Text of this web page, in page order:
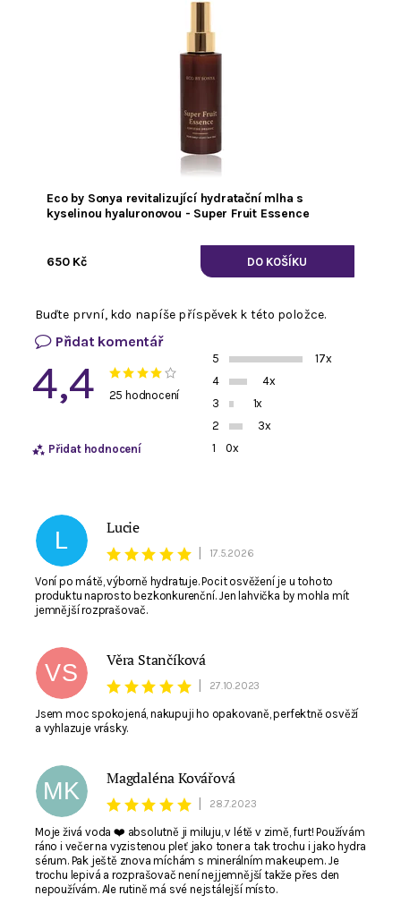
Eco by Sonya revitalizující hydratační mlha s
kyselinou hyaluronovou - Super Fruit Essence
650 Kč
Buďte první, kdo napíše příspěvek k této položce.
Přidat komentář
4,4 25 hodnocení
Přidat hodnocení
5
17x
4
4x
3
1x
2
3x
1
0x
Souhlasím se zpracováním
L
Lucie
17.5.2026
Voní po mátě, výborně hydratuje. Pocit osvěžení je u tohoto
produktu naprosto bezkonkurenční. Jen lahvička by mohla mít
jemnější rozprašovač.
VS
Věra Stančíková
27.10.2023
Jsem moc spokojená, nakupuji ho opakovaně, perfektně osvěží
a vyhlazuje vrásky.
MK
Magdaléna Kovářová
28.7.2023
Moje živá voda ❤️ absolutně ji miluju, v létě v zimě, furt! Používám
ráno i večer na vyzistenou pleť jako toner a tak trochu i jako hydra
sérum. Pak ještě znova míchám s minerálním makeupem. Je
trochu lepivá a rozprašovač není nejjemnější takže přes den
nepoužívám. Ale rutině má své nejstálejší místo.